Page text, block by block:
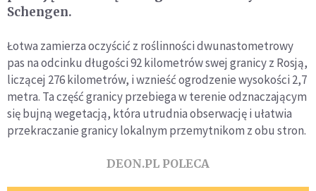
Schengen.
Łotwa zamierza oczyścić z roślinności dwunastometrowy
pas na odcinku długości 92 kilometrów swej granicy z Rosją,
liczącej 276 kilometrów, i wznieść ogrodzenie wysokości 2,7
metra. Ta część granicy przebiega w terenie odznaczającym
się bujną wegetacją, która utrudnia obserwację i ułatwia
przekraczanie granicy lokalnym przemytnikom z obu stron.
DEON.PL POLECA